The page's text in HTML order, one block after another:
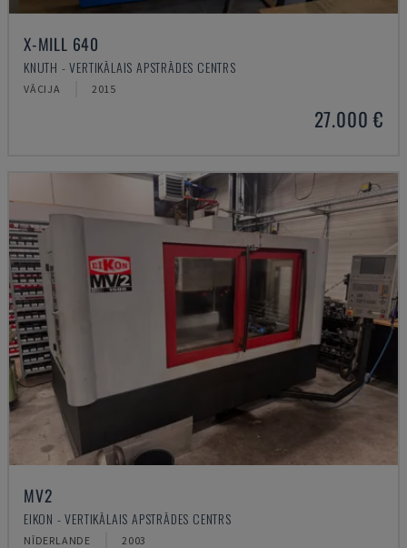
X-MILL 640
KNUTH - VERTIKĀLAIS APSTRĀDES CENTRS
VĀCIJA 2015
27.000 €
MV2
EIKON - VERTIKĀLAIS APSTRĀDES CENTRS
NĪDERLANDE 2003